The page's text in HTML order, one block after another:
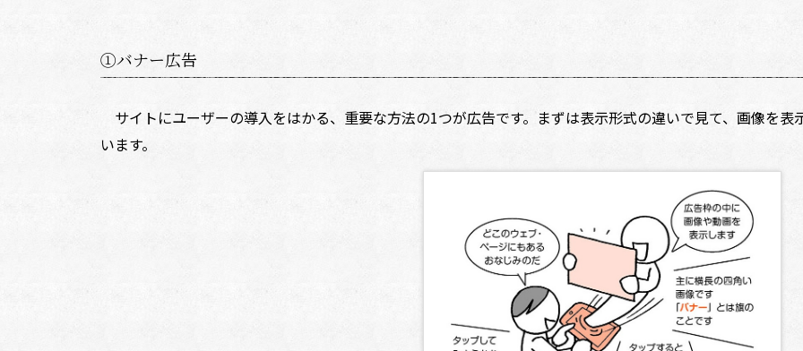
①バナー広告
サイトにユーザーの導入をはかる、重要な方法の1つが広告です。まずは表示形式の違いで見て、画像を表
います。